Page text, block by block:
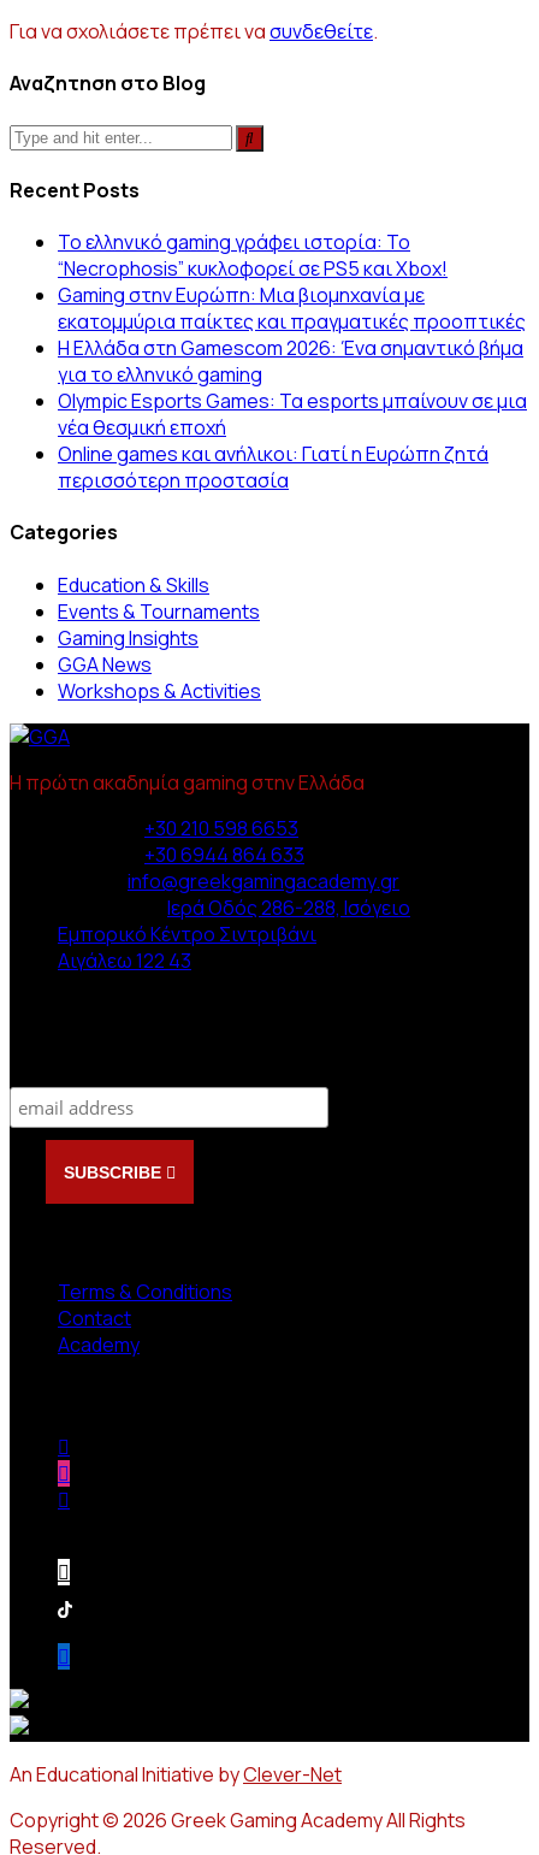
Για να σχολιάσετε πρέπει νασυνδεθείτε.
Αναζητηση στο Blog
Recent Posts
Το ελληνικό gaming γράφει ιστορία: Το
“Necrophosis” κυκλοφορεί σε PS5 και Xbox!
Gaming στην Ευρώπη: Μια βιομηχανία με
εκατομμύρια παίκτες και πραγματικές προοπτικές
Η Ελλάδα στη Gamescom 2026: Ένα σημαντικό βήμα
για το ελληνικό gaming
Olympic Esports Games: Τα esports μπαίνουν σε μια
νέα θεσμική εποχή
Online games και ανήλικοι: Γιατί η Ευρώπη ζητά
περισσότερη προστασία
Categories
Education & Skills
Events & Tournaments
Gaming Insights
GGA News
Workshops & Activities
Η πρώτη ακαδημία gaming στην Ελλάδα
+30 210 598 6653
+30 6944 864 633
info@greekgamingacademy.gr
Ιερά Οδός 286-288, Ισόγειο
Εμπορικό Κέντρο Σιντριβάνι
Αιγάλεω 122 43
SUBSCRIBE
Terms & Conditions
Contact
Academy
An Educational Initiative byClever-Net
Copyright © 2026 Greek Gaming Academy All Rights
Reserved.